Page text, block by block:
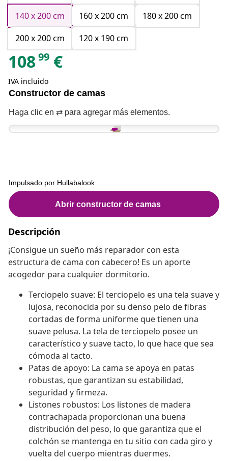
140 x 200 cm
160 x 200 cm
180 x 200 cm
200 x 200 cm
120 x 190 cm
10899 €
IVA incluido
Descripción
¡Consigue un sueño más reparador con esta
estructura de cama con cabecero! Es un aporte
acogedor para cualquier dormitorio.
Terciopelo suave: El terciopelo es una tela suave y
lujosa, reconocida por su denso pelo de fibras
cortadas de forma uniforme que tienen una
suave pelusa. La tela de terciopelo posee un
característico y suave tacto, lo que hace que sea
cómoda al tacto.
Patas de apoyo: La cama se apoya en patas
robustas, que garantizan su estabilidad,
seguridad y firmeza.
Listones robustos: Los listones de madera
contrachapada proporcionan una buena
distribución del peso, lo que garantiza que el
colchón se mantenga en tu sitio con cada giro y
vuelta del cuerpo mientras duermes.